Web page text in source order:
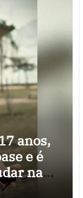
anos,
e é
na